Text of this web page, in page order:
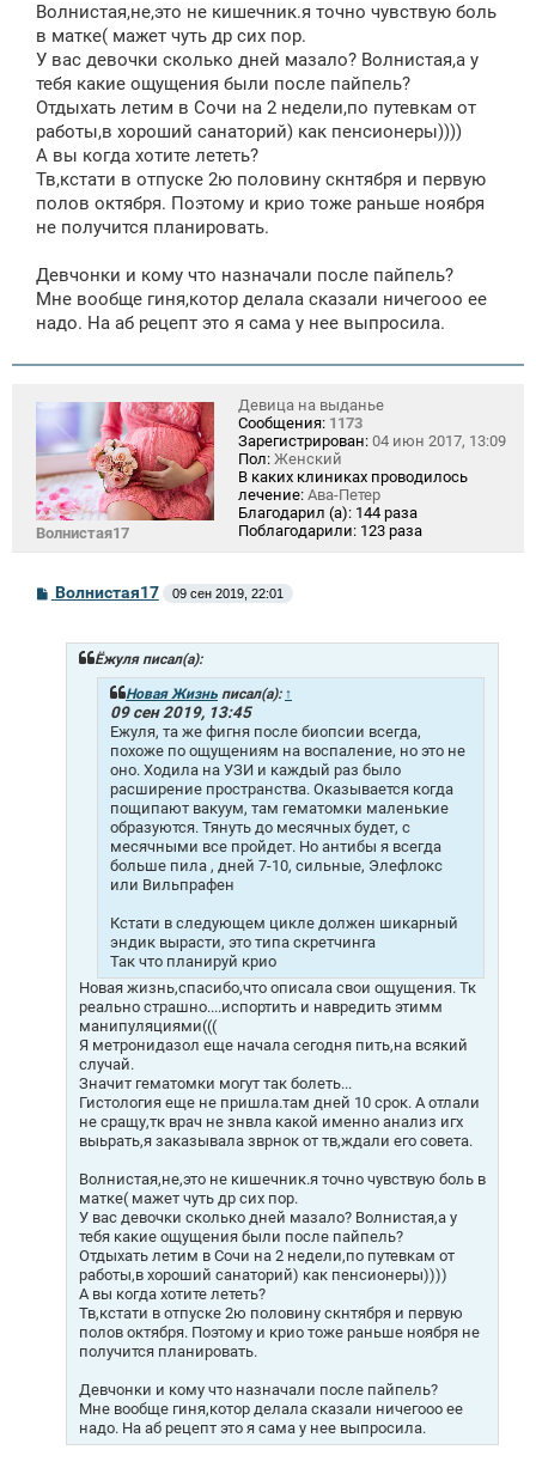
Волнистая,не,это не кишечник.я точно чувствую боль
в матке( мажет чуть др сих пор.
У вас девочки сколько дней мазало? Волнистая,а у
тебя какие ощущения были после пайпель?
Отдыхать летим в Сочи на 2 недели,по путевкам от
работы,в хороший санаторий) как пенсионеры))))
А вы когда хотите лететь?
Тв,кстати в отпуске 2ю половину скнтября и первую
полов октября. Поэтому и крио тоже раньше ноября
не получится планировать.
Девчонки и кому что назначали после пайпель?
Мне вообще гиня,котор делала сказали ничегооо ее
надо. На аб рецепт это я сама у нее выпросила.
Волнистая17
Девица на выданье
Сообщения: 1173
Зарегистрирован: 04 июн 2017, 13:09
Пол: Женский
В каких клиниках проводилось
лечение: Ава-Петер
Благодарил (а): 144 раза
Поблагодарили: 123 раза
СВолнистая17 09 сен 2019, 22:01
Ёжуля писал(а):
Новая Жизнь писал(а): ↑
09 сен 2019, 13:45
Ежуля, та же фигня после биопсии всегда,
похоже по ощущениям на воспаление, но это не
оно. Ходила на УЗИ и каждый раз было
расширение пространства. Оказывается когда
пощипают вакуум, там гематомки маленькие
образуются. Тянуть до месячных будет, с
месячными все пройдет. Но антибы я всегда
больше пила , дней 7-10, сильные, Элефлокс
или Вильпрафен
Кстати в следующем цикле должен шикарный
эндик вырасти, это типа скретчинга
Так что планируй крио
Новая жизнь,спасибо,что описала свои ощущения. Тк
реально страшно....испортить и навредить этимм
манипуляциями(((
Я метронидазол еще начала сегодня пить,на всякий
случай.
Значит гематомки могут так болеть...
Гистология еще не пришла.там дней 10 срок. А отлали
не сращу,тк врач не знвла какой именно анализ игх
выьрать,я заказывала зврнок от тв,ждали его совета.
Волнистая,не,это не кишечник.я точно чувствую боль в
матке( мажет чуть др сих пор.
У вас девочки сколько дней мазало? Волнистая,а у
тебя какие ощущения были после пайпель?
Отдыхать летим в Сочи на 2 недели,по путевкам от
работы,в хороший санаторий) как пенсионеры))))
А вы когда хотите лететь?
Тв,кстати в отпуске 2ю половину скнтября и первую
полов октября. Поэтому и крио тоже раньше ноября не
получится планировать.
Девчонки и кому что назначали после пайпель?
Мне вообще гиня,котор делала сказали ничегооо ее
надо. На аб рецепт это я сама у нее выпросила.